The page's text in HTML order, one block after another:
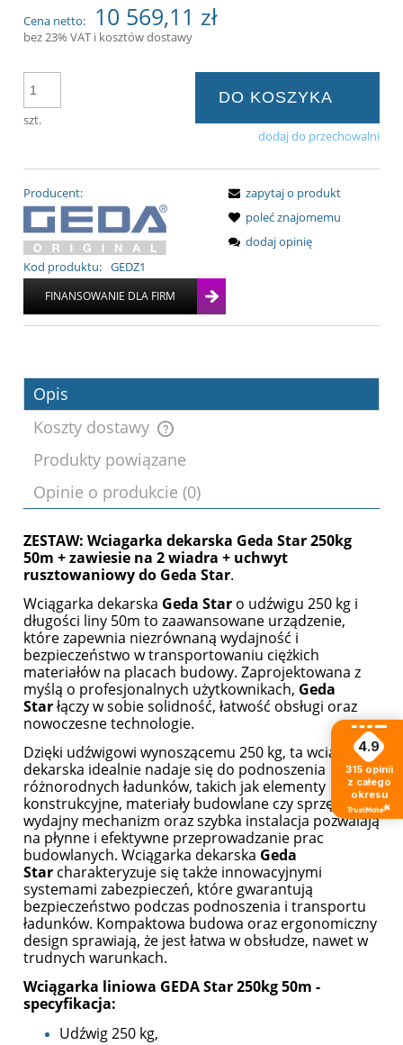
Cena netto:
10 569,11 zł
bez 23% VAT i kosztów dostawy
szt.
DO KOSZYKA
dodaj do przechowalni
Producent:
Kod produktu: GEDZ1
zapytaj o produkt
poleć znajomemu
dodaj opinię
Opis
Koszty dostawy
płatności
Produkty powiązane
Opinie o produkcie (0)
ZESTAW: Wciagarka dekarska Geda Star 250kg
50m + zawiesie na 2 wiadra + uchwyt
rusztowaniowy do Geda Star.
Wciągarka dekarska Geda Star o udźwigu 250 kg i
długości liny 50m to zaawansowane urządzenie,
które zapewnia niezrównaną wydajność i
bezpieczeństwo w transportowaniu ciężkich
materiałów na placach budowy. Zaprojektowana z
myślą o profesjonalnych użytkownikach, Geda
Starłączy w sobie solidność, łatwość obsługi oraz
nowoczesne technologie.
Dzięki udźwigowi wynoszącemu 250 kg, ta wciągarka
dekarska idealnie nadaje się do podnoszenia
różnorodnych ładunków, takich jak elementy
konstrukcyjne, materiały budowlane czy sprzęt. Jej
wydajny mechanizm oraz szybka instalacja pozwalają
na płynne i efektywne przeprowadzanie prac
budowlanych. Wciągarka dekarska Geda
Star charakteryzuje się także innowacyjnymi
systemami zabezpieczeń, które gwarantują
bezpieczeństwo podczas podnoszenia i transportu
ładunków. Kompaktowa budowa oraz ergonomiczny
design sprawiają, że jest łatwa w obsłudze, nawet w
trudnych warunkach.
Wciągarka liniowa GEDA Star 250kg 50m -
specyfikacja:
Udźwig 250 kg,
4.9
315 opinii
z całego
okresu